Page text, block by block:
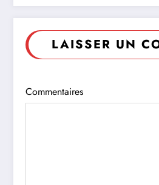
LAISSER UN
Commentaires